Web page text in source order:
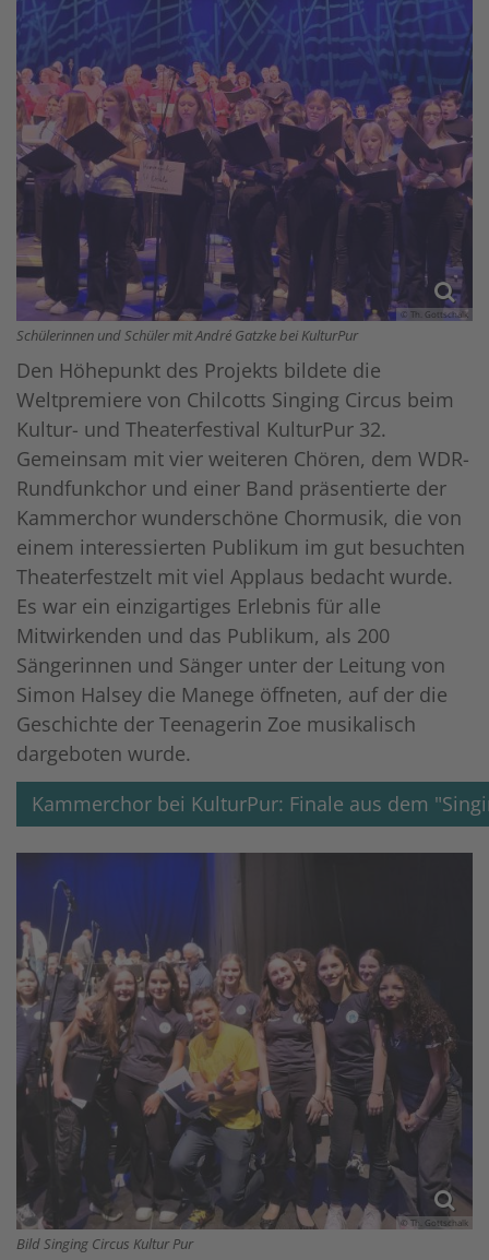
© Th. Gottschalk
Schülerinnen und Schüler mit André Gatzke bei KulturPur
Den Höhepunkt des Projekts bildete die
Weltpremiere von Chilcotts Singing Circus beim
Kultur- und Theaterfestival KulturPur 32.
Gemeinsam mit vier weiteren Chören, dem WDR-
Rundfunkchor und einer Band präsentierte der
Kammerchor wunderschöne Chormusik, die von
einem interessierten Publikum im gut besuchten
Theaterfestzelt mit viel Applaus bedacht wurde.
Es war ein einzigartiges Erlebnis für alle
Mitwirkenden und das Publikum, als 200
Sängerinnen und Sänger unter der Leitung von
Simon Halsey die Manege öffneten, auf der die
Geschichte der Teenagerin Zoe musikalisch
dargeboten wurde.
Kammerchor bei KulturPur: Finale aus dem
© Th. Gottschalk
Bild Singing Circus Kultur Pur